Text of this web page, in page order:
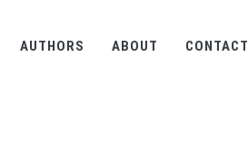
AUTHORS ABOUT CONTACT